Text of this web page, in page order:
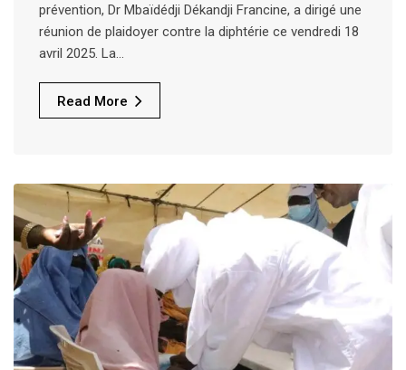
prévention, Dr Mbaïdédji Dékandji Francine, a dirigé une
réunion de plaidoyer contre la diphtérie ce vendredi 18
avril 2025. La…
Read More